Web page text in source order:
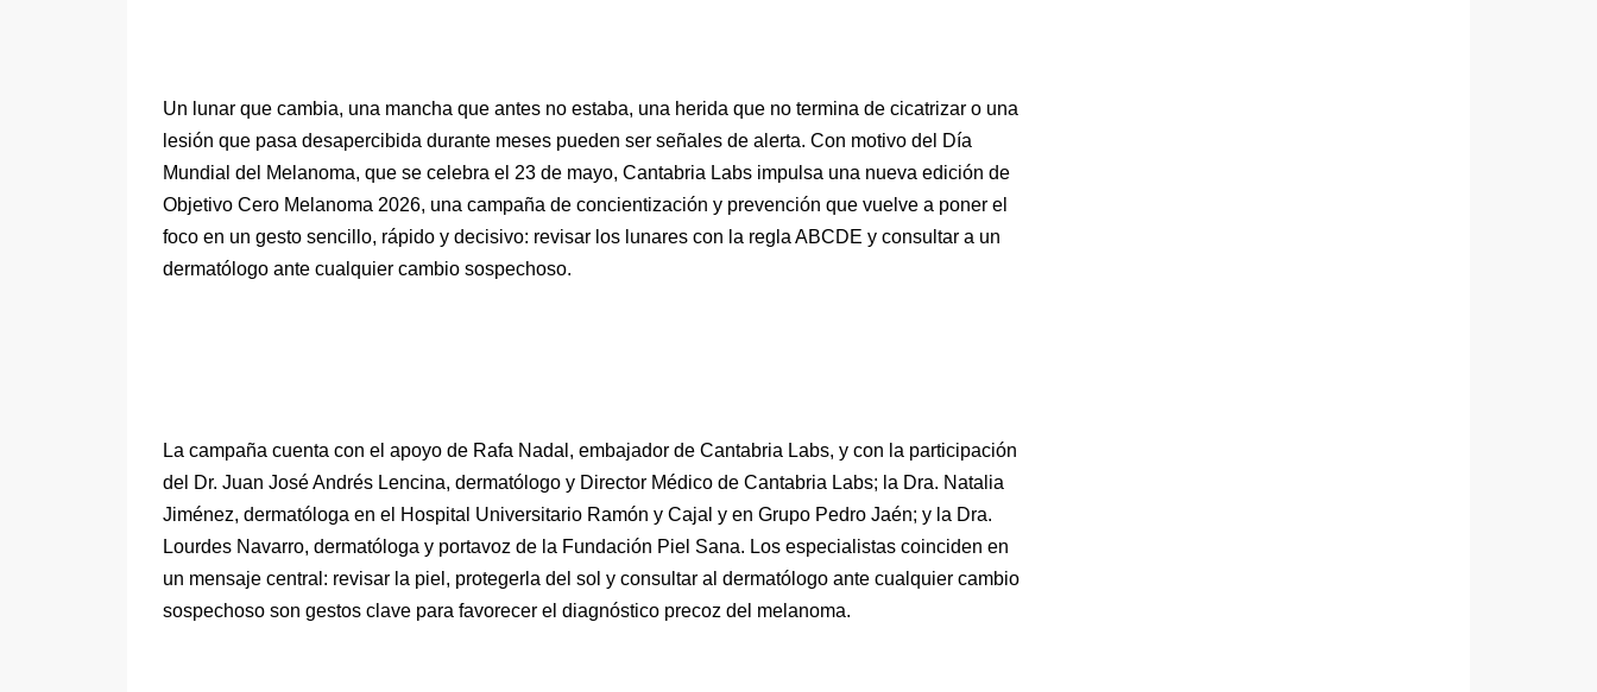
Un lunar que cambia, una mancha que antes no estaba, una herida que no termina de cicatrizar o una
lesión que pasa desapercibida durante meses pueden ser señales de alerta. Con motivo del Día
Mundial del Melanoma, que se celebra el 23 de mayo, Cantabria Labs impulsa una nueva edición de
Objetivo Cero Melanoma 2026, una campaña de concientización y prevención que vuelve a poner el
foco en un gesto sencillo, rápido y decisivo: revisar los lunares con la regla ABCDE y consultar a un
dermatólogo ante cualquier cambio sospechoso.
La campaña cuenta con el apoyo de Rafa Nadal, embajador de Cantabria Labs, y con la participación
del Dr. Juan José Andrés Lencina, dermatólogo y Director Médico de Cantabria Labs; la Dra. Natalia
Jiménez, dermatóloga en el Hospital Universitario Ramón y Cajal y en Grupo Pedro Jaén; y la Dra.
Lourdes Navarro, dermatóloga y portavoz de la Fundación Piel Sana. Los especialistas coinciden en
un mensaje central: revisar la piel, protegerla del sol y consultar al dermatólogo ante cualquier cambio
sospechoso son gestos clave para favorecer el diagnóstico precoz del melanoma.